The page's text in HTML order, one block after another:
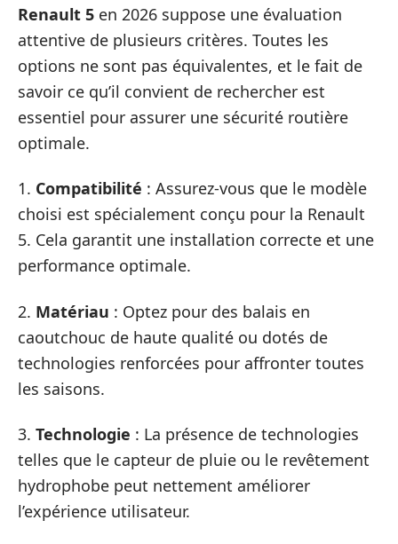
Renault 5 en 2026 suppose une évaluation
attentive de plusieurs critères. Toutes les
options ne sont pas équivalentes, et le fait de
savoir ce qu’il convient de rechercher est
essentiel pour assurer une sécurité routière
optimale.
1. Compatibilité : Assurez-vous que le modèle
choisi est spécialement conçu pour la Renault
5. Cela garantit une installation correcte et une
performance optimale.
2. Matériau : Optez pour des balais en
caoutchouc de haute qualité ou dotés de
technologies renforcées pour affronter toutes
les saisons.
3. Technologie : La présence de technologies
telles que le capteur de pluie ou le revêtement
hydrophobe peut nettement améliorer
l’expérience utilisateur.